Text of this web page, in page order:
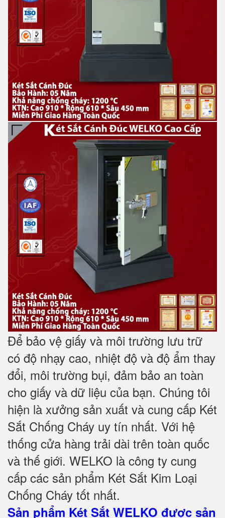
Để bảo vệ giấy và môi trường lưu trữ
có độ nhạy cao, nhiệt độ và độ ẩm thay
đổi, môi trường bụi, đảm bảo an toàn
cho giấy và dữ liệu của bạn. Chúng tôi
hiện là xưởng sản xuất và cung cấp Két
Sắt Chống Cháy uy tín nhất. Với hệ
thống cửa hàng trải dài trên toàn quốc
và thế giới. WELKO là công ty cung
cấp các sản phẩm Két Sắt Kim Loại
Chống Cháy tốt nhất.
Sản phẩm Két Sắt WELKO được sản